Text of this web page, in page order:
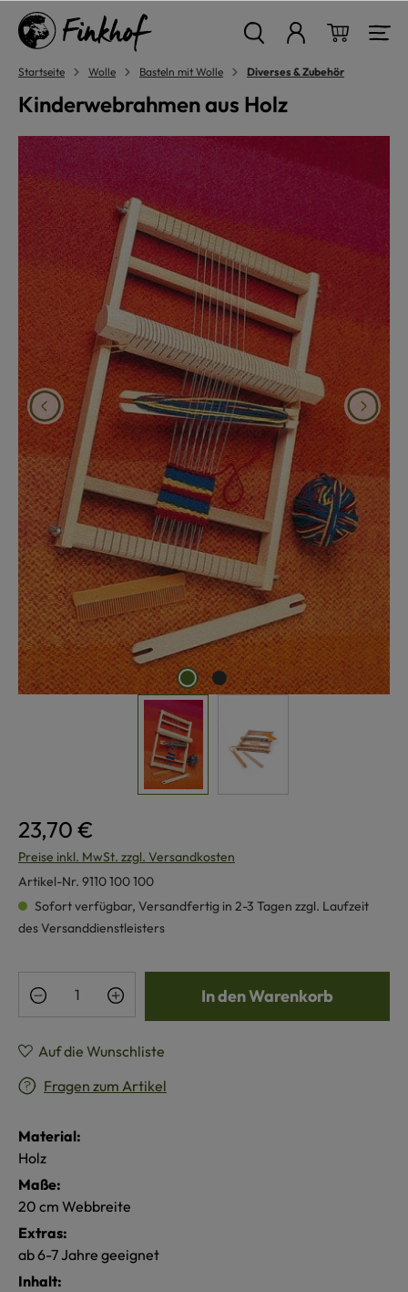
springen
Startseite Wolle Basteln mit Wolle Diverses & Zubehör
Kinderwebrahmen aus Holz
Bildergalerie überspringen
23,70 €
Preise inkl. MwSt. zzgl. Versandkosten
Artikel-Nr. 9110 100 100
Sofort verfügbar, Versandfertig in 2-3 Tagen zzgl. Laufzeit
des Versanddienstleisters
Produkt Anzahl: Gib den gewünschten
In den Warenkorb
Auf die Wunschliste
Fragen zum Artikel
Material:
Holz
Maße:
20 cm Webbreite
Extras:
ab 6-7 Jahre geeignet
Inhalt: